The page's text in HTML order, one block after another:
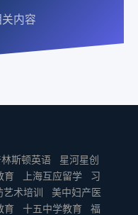
内容
斯顿英语
星河星创
育 上海互应留学
习
艺术培训
美中妇产医
育 十五中学教育
福